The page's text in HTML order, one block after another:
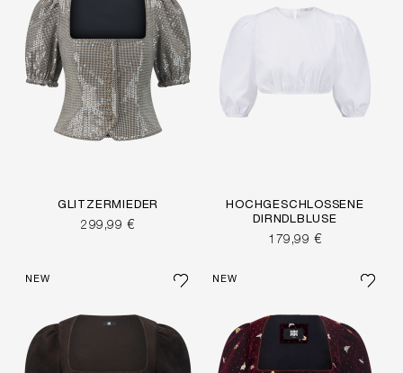
GLITZERMIEDER
299,99 €
HOCHGESCHLOSSENE
DIRNDLBLUSE
179,99 €
NEW NEW